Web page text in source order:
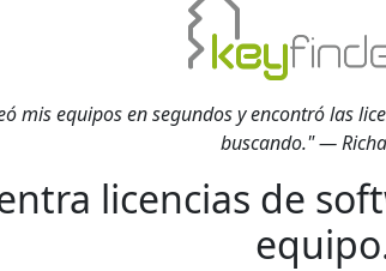
mis equipos en segundos y encontró las
buscando." —
licencias de